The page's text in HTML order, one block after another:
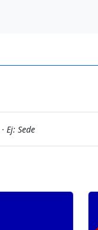
· Ej: Sede